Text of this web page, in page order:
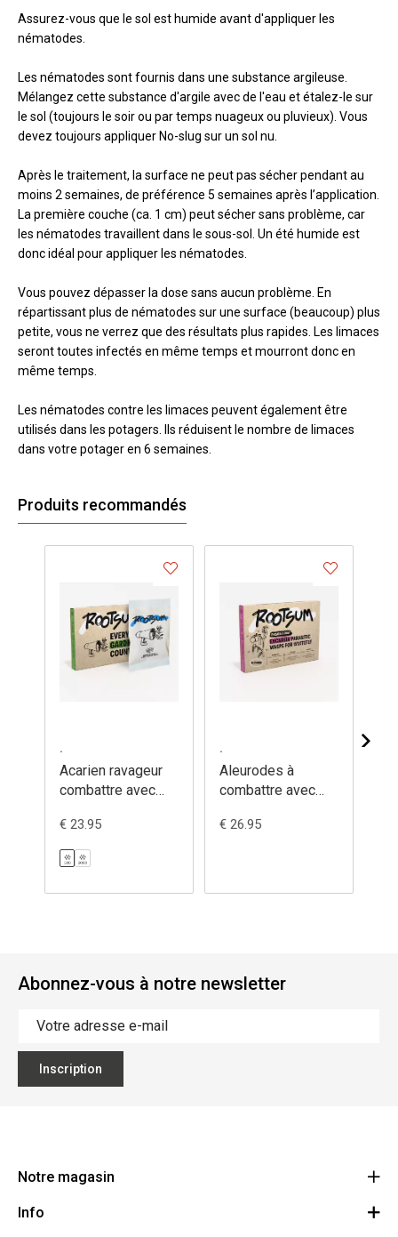
Assurez-vous que le sol est humide avant d'appliquer les
nématodes.
Les nématodes sont fournis dans une substance argileuse.
Mélangez cette substance d'argile avec de l'eau et étalez-le sur
le sol (toujours le soir ou par temps nuageux ou pluvieux). Vous
devez toujours appliquer No-slug sur un sol nu.
Après le traitement, la surface ne peut pas sécher pendant au
moins 2 semaines, de préférence 5 semaines après l’application.
La première couche (ca. 1 cm) peut sécher sans problème, car
les nématodes travaillent dans le sous-sol. Un été humide est
donc idéal pour appliquer les nématodes.
Vous pouvez dépasser la dose sans aucun problème. En
répartissant plus de nématodes sur une surface (beaucoup) plus
petite, vous ne verrez que des résultats plus rapides. Les limaces
seront toutes infectés en même temps et mourront donc en
même temps.
Les nématodes contre les limaces peuvent également être
utilisés dans les potagers. Ils réduisent le nombre de limaces
dans votre potager en 6 semaines.
Produits recommandés
.
Acarien ravageur
combattre avec
Forni-mite
€ 23.95
.
Aleurodes à
combattre avec
Encarsia
€ 26.95
Abonnez-vous à notre newsletter
Inscription
Notre magasin
Ecoflora
Info